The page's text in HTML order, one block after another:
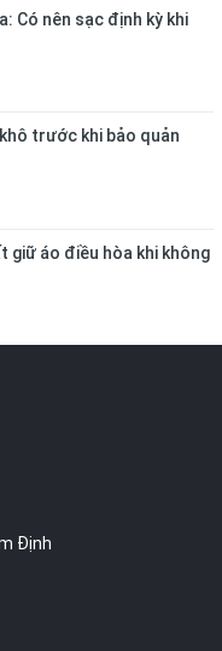
Có nên sạc định kỳ khi
trước khi bảo quản
giữ áo điều hòa khi không
Định